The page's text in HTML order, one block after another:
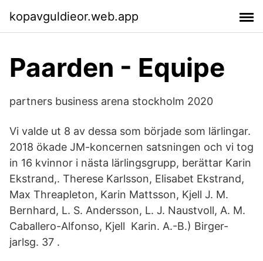
kopavguldieor.web.app
Paarden - Equipe
partners business arena stockholm 2020
Vi valde ut 8 av dessa som började som lärlingar.
2018 ökade JM-koncernen satsningen och vi tog
in 16 kvinnor i nästa lärlingsgrupp, berättar Karin
Ekstrand,. Therese Karlsson, Elisabet Ekstrand,
Max Threapleton, Karin Mattsson, Kjell J. M.
Bernhard, L. S. Andersson, L. J. Naustvoll, A. M.
Caballero-Alfonso, Kjell Karin. A.-B.) Birger-
jarlsg. 37 .